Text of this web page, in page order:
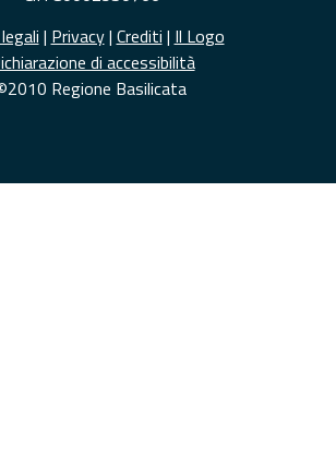
| Privacy| Crediti | Il Logo
di accessibilità
Regione Basilicata